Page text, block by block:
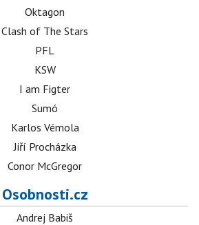
Oktagon
Clash of The Stars
PFL
KSW
I am Figter
Sumó
Karlos Vémola
Jiří Procházka
Conor McGregor
Osobnosti.cz
Andrej Babiš